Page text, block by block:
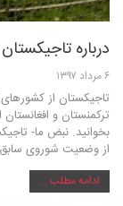
درباره
۶ مرداد ۱۳۹۷
تاجیکستان از
ترکمنستان و
بخوانید. نبض ما-
از وضعیت شوروی
ادامه مطلب ...